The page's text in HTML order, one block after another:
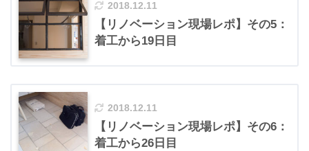
2018.12.11
【リノベーション現場レポ】その5：
着工から19日目
2018.12.11
【リノベーション現場レポ】その6：
着工から26日目